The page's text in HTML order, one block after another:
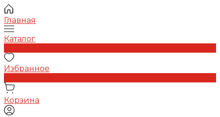
Главная
Каталог
Избранное
Корзина